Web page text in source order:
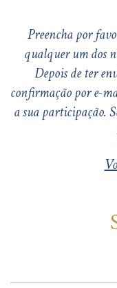
Preencha por
qualquer um dos
Depois de ter
confirmação por e-
a sua participação.